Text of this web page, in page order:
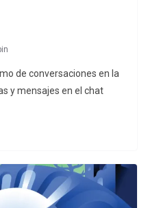
de conversaciones en la
y mensajes en el chat